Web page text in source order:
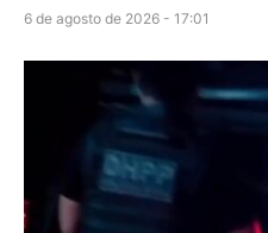
6 de agosto de 2026 - 17:01